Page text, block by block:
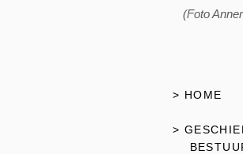
(Foto
> HOME
>